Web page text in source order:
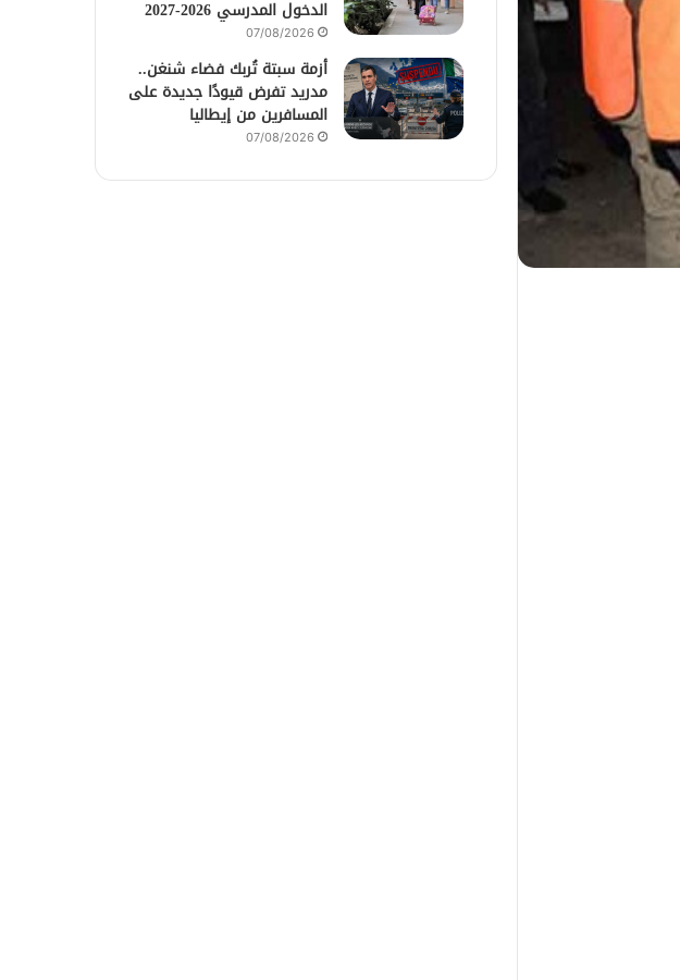
الدخول المدرسي 2026-2027
07/08/2026
أزمة سبتة تُربك فضاء شنغن..
مدريد تفرض قيودًا جديدة على
المسافرين من إيطاليا
07/08/2026